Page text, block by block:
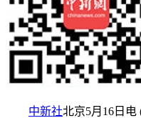
中新社北京5月16日